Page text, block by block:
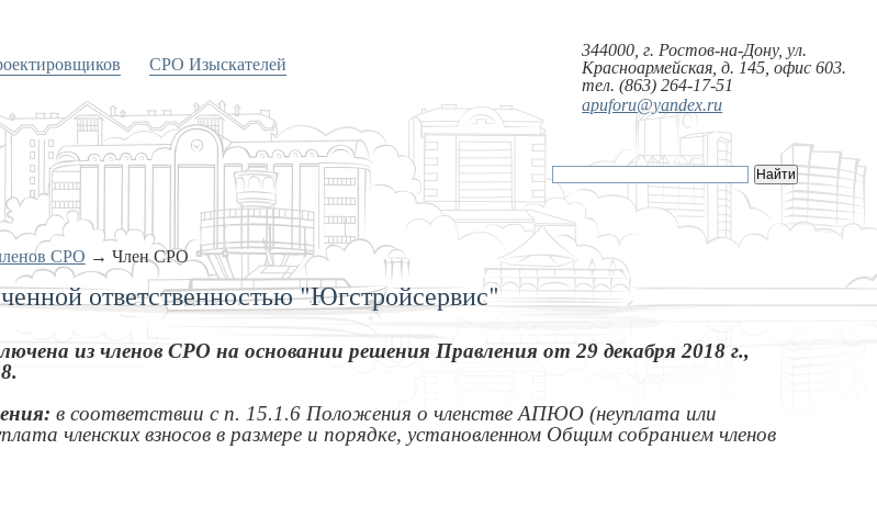
СРО Изыскателей
СРО → Член СРО
344000, г. Ростов-на-Дону, ул.
Красноармейская, д. 145, офис 603.
тел. (863) 264-17-51
apuforu@yandex.ru
ответственностью "Югстройсервис"
из членов СРО на основании решения Правления от 29 декабря 2018 г.,
в соответствии с п. 15.1.6 Положения о членстве АПЮО (неуплата или
членских взносов в размере и порядке, установленном Общим собранием членов